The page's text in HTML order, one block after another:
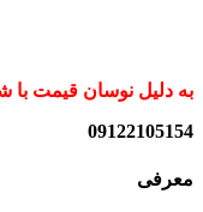
به دلیل نوسان قیمت با
09122105154
معرفی